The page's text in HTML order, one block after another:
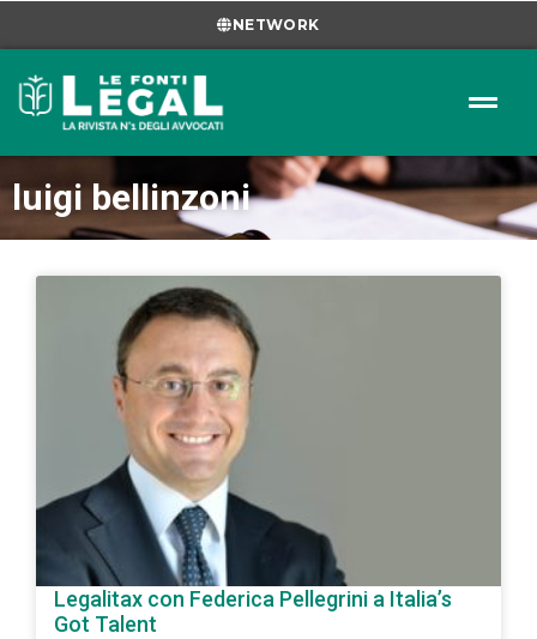
NETWORK
luigi bellinzoni
Legalitax con Federica Pellegrini a Italia’s
Got Talent